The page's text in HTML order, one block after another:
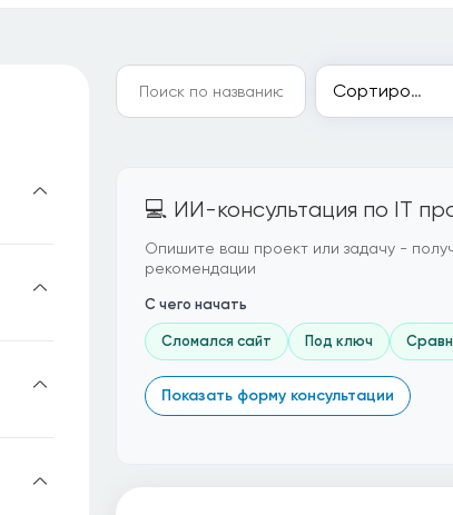
Сортировка
💻 ИИ-консультация по IT
Опишите ваш проект или задачу -
рекомендации
С чего начать
Сломался сайт Под ключ
Показать форму консультации